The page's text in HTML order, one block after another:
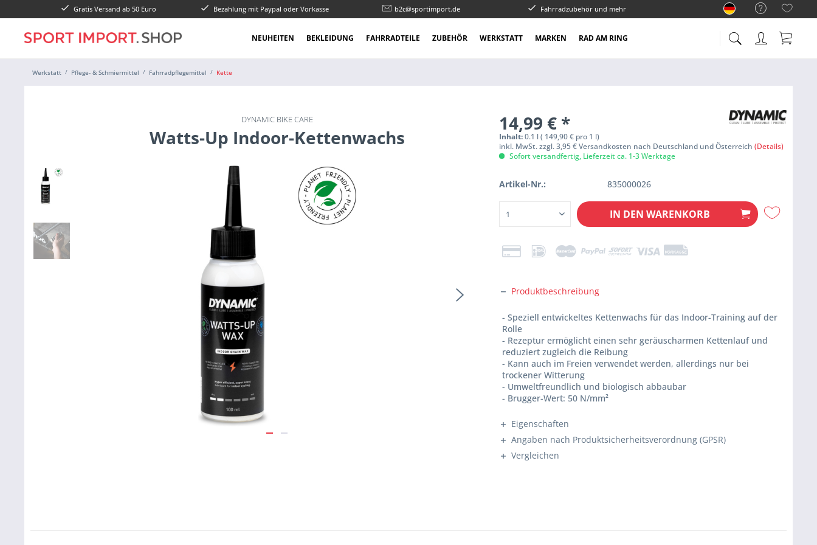
Gratis Versand ab 50 Euro Bezahlung mit Paypal oder Vorkasse b2c@sportimport.de Fahrradzubehör und mehr
NEUHEITEN BEKLEIDUNG FAHRRADTEILE ZUBEHÖR WERKSTATT MARKEN RAD AM RING
Werkstatt Pflege- & Schmiermittel Fahrradpflegemittel Kette
DYNAMIC BIKE CARE
Watts-Up Indoor-Kettenwachs
14,99 € *
Inhalt:0.1 l ( 149,90 € pro 1 l)
inkl. MwSt. zzgl. 3,95 € Versandkosten nach Deutschland und Österreich(Details)
Sofort versandfertig, Lieferzeit ca. 1-3 Werktage
Artikel-Nr.: 835000026
IN DEN WARENKORB
Produktbeschreibung
- Speziell entwickeltes Kettenwachs für das Indoor-Training auf der
Rolle
- Rezeptur ermöglicht einen sehr geräuscharmen Kettenlauf und
reduziert zugleich die Reibung
- Kann auch im Freien verwendet werden, allerdings nur bei
trockener Witterung
- Umweltfreundlich und biologisch abbaubar
- Brugger-Wert: 50 N/mm²
Eigenschaften
Angaben nach Produktsicherheitsverordnung (GPSR)
Vergleichen